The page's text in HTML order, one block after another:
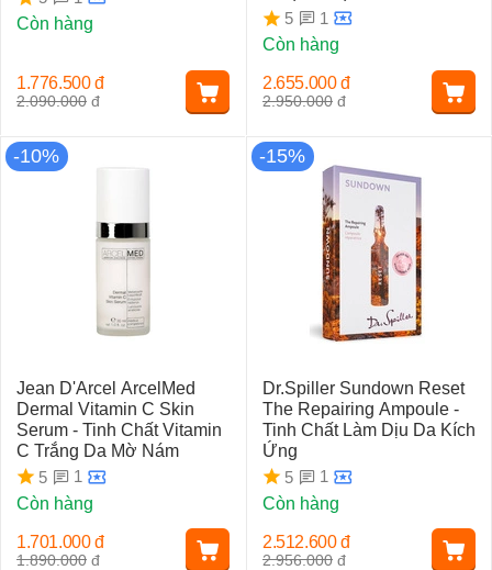
Còn hàng
2.090.000 đ
1.776.500 đ
5
1
Còn hàng
2.950.000 đ
2.655.000 đ
-10%
Jean D'Arcel ArcelMed
Dermal Vitamin C Skin
Serum - Tinh Chất Vitamin
C Trắng Da Mờ Nám
5
1
Còn hàng
1.890.000 đ
1.701.000 đ
-15%
Dr.Spiller Sundown Reset
The Repairing Ampoule -
Tinh Chất Làm Dịu Da Kích
Ứng
5
1
Còn hàng
2.956.000 đ
2.512.600 đ